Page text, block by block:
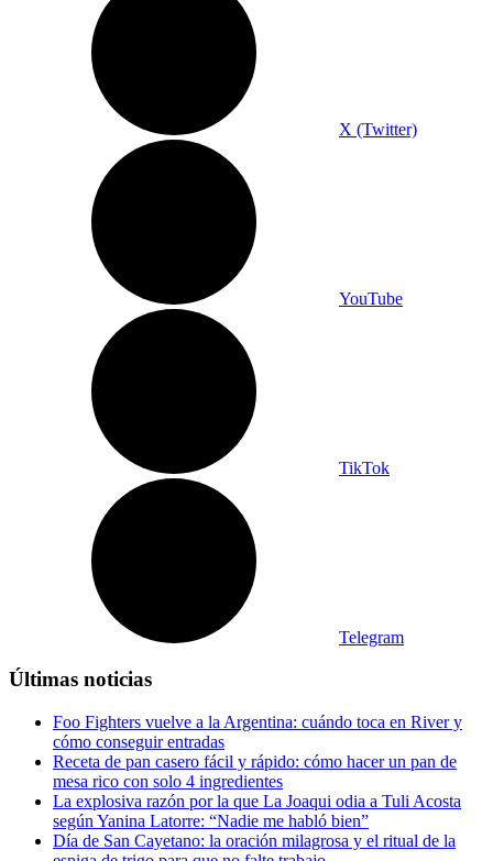
X (Twitter)
YouTube
TikTok
Telegram
Últimas noticias
Foo Fighters vuelve a la Argentina: cuándo toca en River y
cómo conseguir entradas
Receta de pan casero fácil y rápido: cómo hacer un pan de
mesa rico con solo 4 ingredientes
La explosiva razón por la que La Joaqui odia a Tuli Acosta
según Yanina Latorre: “Nadie me habló bien”
Día de San Cayetano: la oración milagrosa y el ritual de la